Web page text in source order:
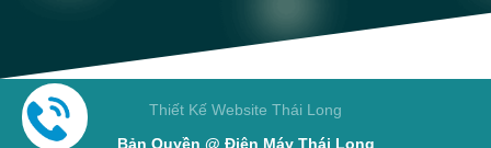
Thiết Kế Website Thái Long
Bản Quyền @ Điện Máy Thái Long